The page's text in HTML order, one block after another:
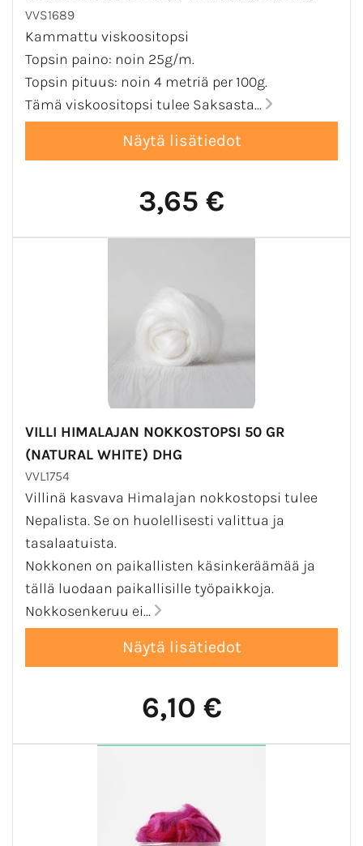
VVS1689
Kammattu viskoositopsi
Topsin paino: noin 25g/m.
Topsin pituus: noin 4 metriä per 100g.
Tämä viskoositopsi tulee Saksasta...
3,65 €
VILLI HIMALAJAN NOKKOSTOPSI 50 GR
(NATURAL WHITE) DHG
VVL1754
Villinä kasvava Himalajan nokkostopsi tulee
Nepalista. Se on huolellisesti valittua ja
tasalaatuista.
Nokkonen on paikallisten käsinkeräämää ja
tällä luodaan paikallisille työpaikkoja.
Nokkosenkeruu ei...
6,10 €